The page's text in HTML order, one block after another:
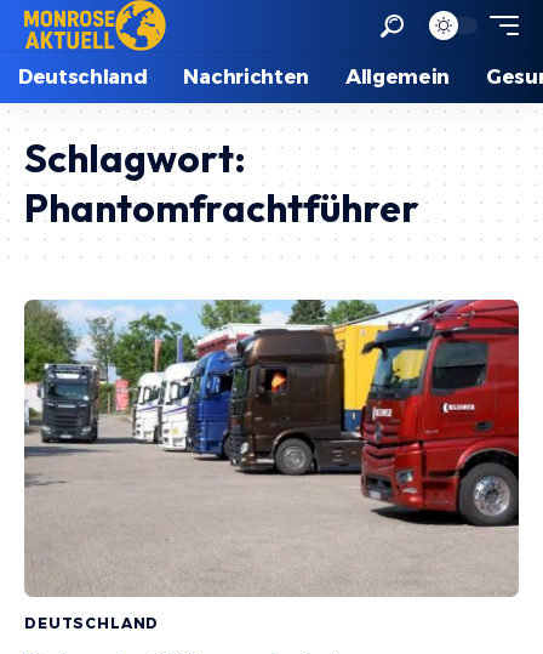
Deutschland Nachrichten Allgemein
Schlagwort:
Phantomfrachtführer
DEUTSCHLAND